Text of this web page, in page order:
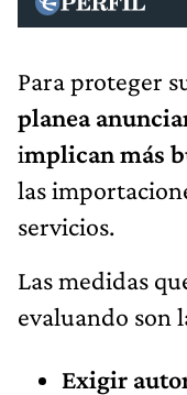
Para proteger
planea
implican más
las
servicios.
Las medidas
evaluando son
Exigir